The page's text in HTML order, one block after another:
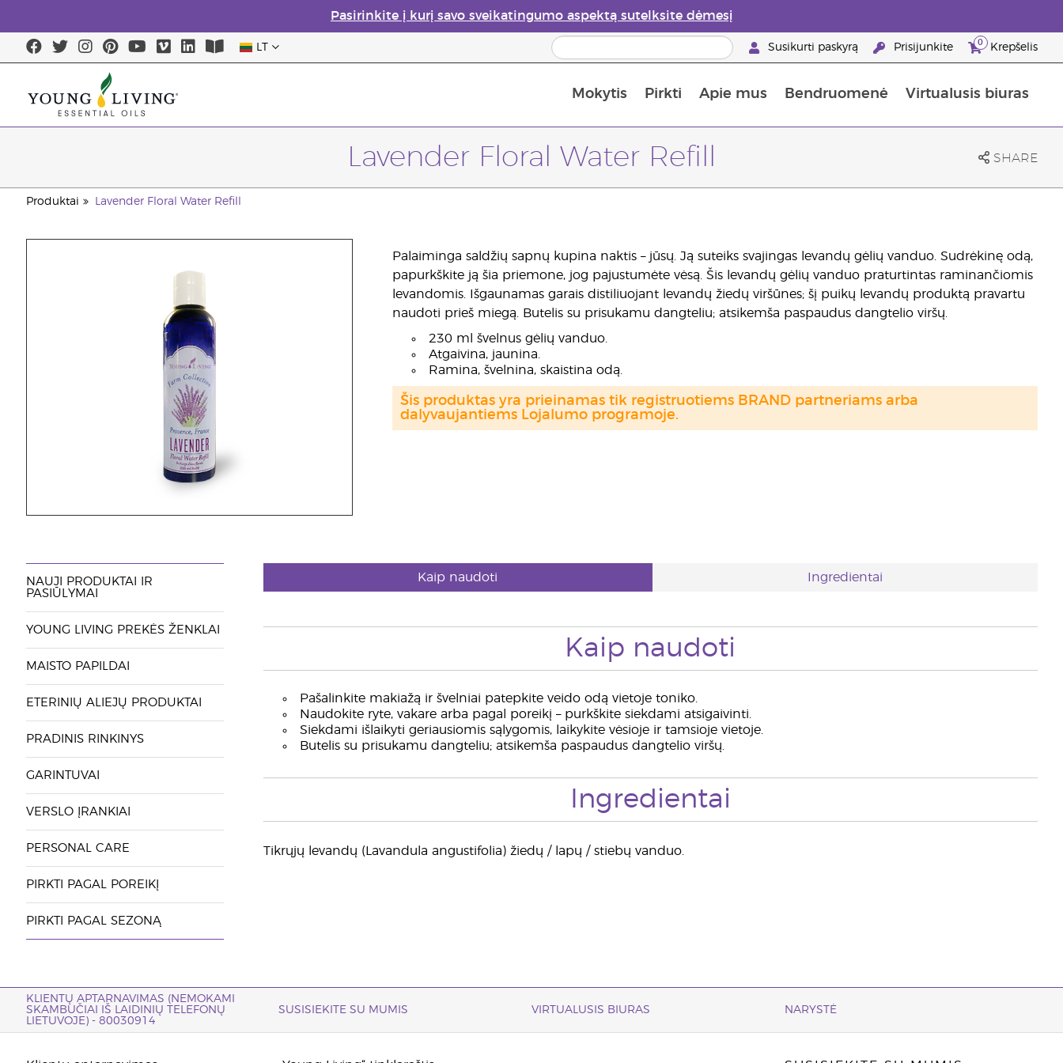
Pasirinkite į kurį savo sveikatingumo aspektą sutelksite dėmesį
LT Susikurti paskyrą Prisijunkite 0 Krepšelis
Mokytis Pirkti Apie mus Bendruomenė Virtualusis biuras
Lavender Floral Water Refill SHARE
Produktai Lavender Floral Water Refill
Palaiminga saldžių sapnų kupina naktis – jūsų. Ją suteiks svajingas levandų gėlių vanduo. Sudrėkinę odą,
papurkškite ją šia priemone, jog pajustumėte vėsą. Šis levandų gėlių vanduo praturtintas raminančiomis
levandomis. Išgaunamas garais distiliuojant levandų žiedų viršūnes; šį puikų levandų produktą pravartu
naudoti prieš miegą. Butelis su prisukamu dangteliu; atsikemša paspaudus dangtelio viršų.
230 ml švelnus gėlių vanduo.
Atgaivina, jaunina.
Ramina, švelnina, skaistina odą.
Šis produktas yra prieinamas tik registruotiems BRAND partneriams arba
dalyvaujantiems Lojalumo programoje.
NAUJI PRODUKTAI IR
PASIŪLYMAI
YOUNG LIVING PREKĖS ŽENKLAI
MAISTO PAPILDAI
ETERINIŲ ALIEJŲ PRODUKTAI
PRADINIS RINKINYS
GARINTUVAI
VERSLO ĮRANKIAI
PERSONAL CARE
PIRKTI PAGAL POREIKĮ
PIRKTI PAGAL SEZONĄ
Kaip naudoti Ingredientai
Kaip naudoti
Pašalinkite makiažą ir švelniai patepkite veido odą vietoje toniko.
Naudokite ryte, vakare arba pagal poreikį – purkškite siekdami atsigaivinti.
Siekdami išlaikyti geriausiomis sąlygomis, laikykite vėsioje ir tamsioje vietoje.
Butelis su prisukamu dangteliu; atsikemša paspaudus dangtelio viršų.
Ingredientai
Tikrųjų levandų (Lavandula angustifolia) žiedų / lapų / stiebų vanduo.
KLIENTŲ APTARNAVIMAS (NEMOKAMI
SKAMBUČIAI IŠ LAIDINIŲ TELEFONŲ
LIETUVOJE) - 80030914
SUSISIEKITE SU MUMIS VIRTUALUSIS BIURAS NARYSTĖ